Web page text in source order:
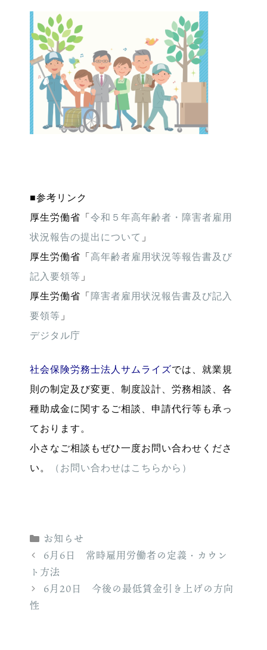
■参考リンク
厚生労働省「 令和５年高年齢者・障害者雇用
状況報告の提出について 」
厚生労働省「 高年齢者雇用状況等報告書及び
記入要領等 」
厚生労働省「 障害者雇用状況報告書及び記入
要領等 」
デジタル庁
社会保険労務士法人サムライズでは、就業規
則の制定及び変更、制度設計、労務相談、各
種助成金に関するご相談、申請代行等も承っ
ております。
小さなご相談もぜひ一度お問い合わせくださ
い。
（お問い合わせはこちらから）
カ
テ
ゴ
リ
ー
お知らせ
6月6日 常時雇用労働者の定義・カウン
ト方法
6月20日 今後の最低賃金引き上げの方向
性